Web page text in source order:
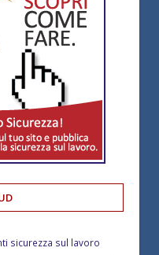
sicurezza sul lavoro